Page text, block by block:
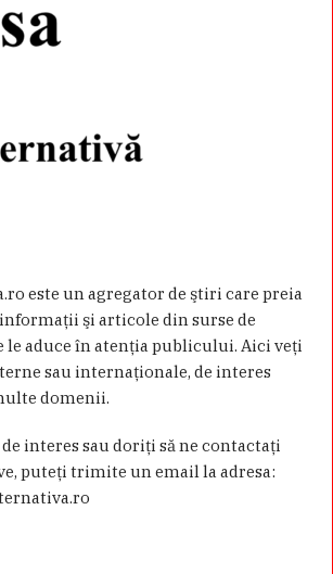
este un agregator de ştiri care preia
şi articole din surse de
le aduce în atenţia publicului. Aici veţi
sau internaţionale, de interes
domenii.
de interes sau doriţi să ne contactaţi
puteţi trimite un email la adresa: